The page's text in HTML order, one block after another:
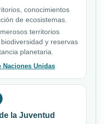
conocimientos
de ecosistemas.
territorios
y reservas
planetaria.
Naciones Unidas
la Juventud